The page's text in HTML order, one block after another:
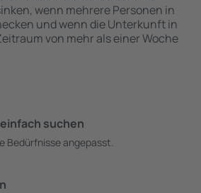
wenn mehrere Personen in
und wenn die Unterkunft in
von mehr als einer Woche
suchen
Bedürfnisse angepasst.